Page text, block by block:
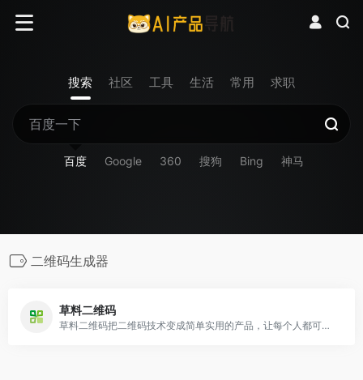
搜索 社区 工具 生活 常用 求职
百度 Google 360 搜狗 Bing 神马
二维码生成器
草料二维码
草料二维码把二维码技术变成简单实用的产品，让每个人都可以快速复用成功案例经验，自由组合内容展示、表单、批量、数据统计、美化和标签排版等功能，免费制作出能高效解决业务问题的二维码。